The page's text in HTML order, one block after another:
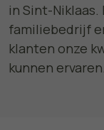
in Sint-
familiebedrijf
klanten onze
kunnen ervaren.